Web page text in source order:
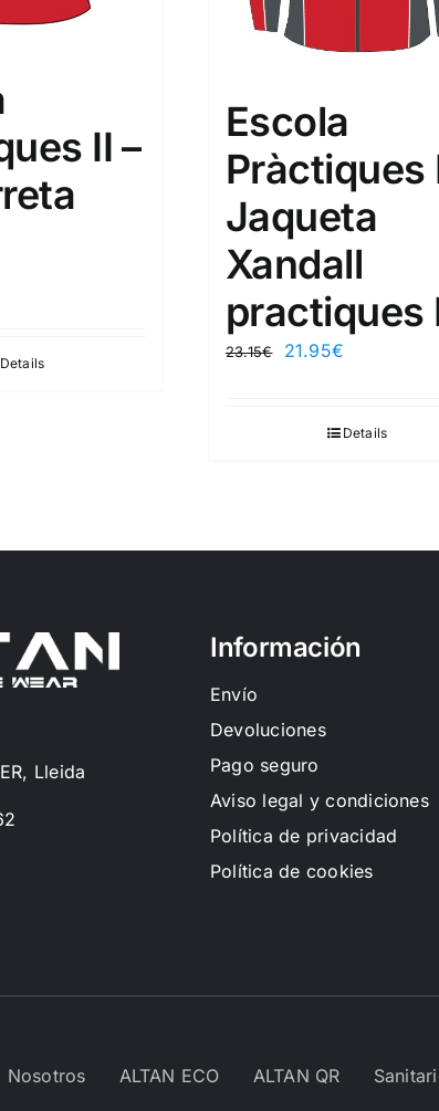
II –
Details
Escola
Pràctiques
Jaqueta
Xandall
practiques
23.15€ 21.95€
Details
Lleida
Información
Envío
Devoluciones
Pago seguro
Aviso legal y condiciones
Política de privacidad
Política de cookies
Nosotros ALTAN ECO ALTAN QR